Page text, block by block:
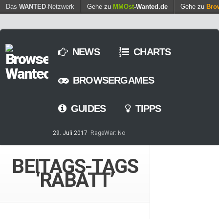
Das WANTED-Netzwerk Gehe zu MMOst-Wanted.de Gehe zu
NEWS CHARTS
BROWSERGAMES
GUIDES TIPPS
29. Juli 2017
RageWar: No
Games – so geht’s
7. März 2017 Casino-Spiele
am Browser – kostenlos und
BEITAGS-TAGS
‘RABATT’
Find out more. Okay, thanks